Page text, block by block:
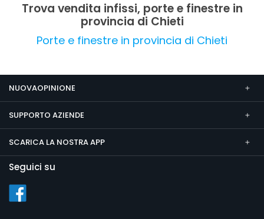
Trova vendita infissi, porte e finestre in
provincia di Chieti
Porte e finestre in provincia di Chieti
NUOVAOPINIONE
SUPPORTO AZIENDE
SCARICA LA NOSTRA APP
Seguici su